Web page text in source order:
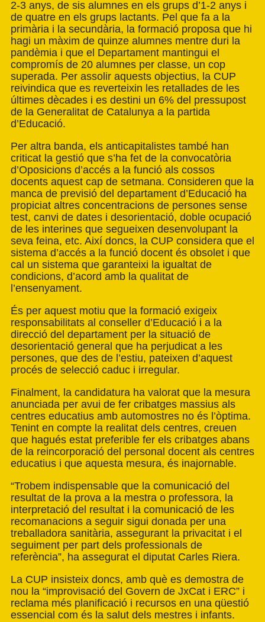
2-3 anys, de sis alumnes en els grups d’1-2 anys i
de quatre en els grups lactants. Pel que fa a la
primària i la secundària, la formació proposa que hi
hagi un màxim de quinze alumnes mentre duri la
pandèmia i que el Departament mantingui el
compromís de 20 alumnes per classe, un cop
superada. Per assolir aquests objectius, la CUP
reivindica que es reverteixin les retallades de les
últimes dècades i es destini un 6% del pressupost
de la Generalitat de Catalunya a la partida
d’Educació.
Per altra banda, els anticapitalistes també han
criticat la gestió que s’ha fet de la convocatòria
d’Oposicions d’accés a la funció als cossos
docents aquest cap de setmana. Consideren que la
manca de previsió del departament d’Educació ha
propiciat altres concentracions de persones sense
test, canvi de dates i desorientació, doble ocupació
de les interines que segueixen desenvolupant la
seva feina, etc. Així doncs, la CUP considera que el
sistema d’accés a la funció docent és obsolet i que
cal un sistema que garanteixi la igualtat de
condicions, d’acord amb la qualitat de
l’ensenyament.
És per aquest motiu que la formació exigeix
responsabilitats al conseller d’Educació i a la
direcció del departament per la situació de
desorientació general que ha perjudicat a les
persones, que des de l’estiu, pateixen d’aquest
procés de selecció caduc i irregular.
Finalment, la candidatura ha valorat que la mesura
anunciada per avui de fer cribatges massius als
centres educatius amb automostres no és l’òptima.
Tenint en compte la realitat dels centres, creuen
que hagués estat preferible fer els cribatges abans
de la reincorporació del personal docent als centres
educatius i que aquesta mesura, és inajornable.
“Trobem indispensable que la comunicació del
resultat de la prova a la mestra o professora, la
interpretació del resultat i la comunicació de les
recomanacions a seguir sigui donada per una
treballadora sanitària, assegurant la privacitat i el
seguiment per part dels professionals de
referència”, ha assegurat el diputat Carles Riera.
La CUP insisteix doncs, amb què es demostra de
nou la “improvisació del Govern de JxCat i ERC” i
reclama més planificació i recursos en una qüestió
essencial com és la salut dels mestres i infants.